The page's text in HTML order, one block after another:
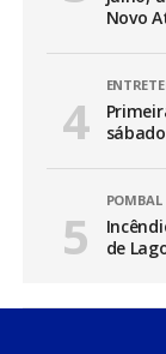
Novo
POMBAL
de